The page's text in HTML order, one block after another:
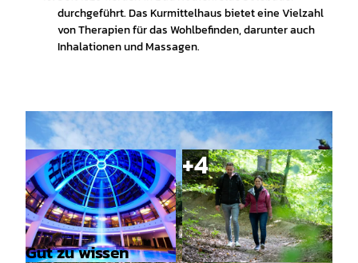
durchgeführt. Das Kurmittelhaus bietet eine Vielzahl
von Therapien für das Wohlbefinden, darunter auch
Inhalationen und Massagen.
Gut zu wissen